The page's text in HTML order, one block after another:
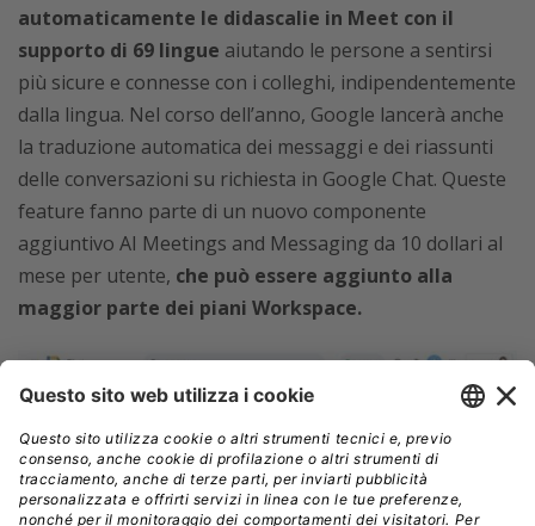
automaticamente le didascalie in Meet con il
supporto di 69 lingue aiutando le persone a sentirsi
più sicure e connesse con i colleghi, indipendentemente
dalla lingua. Nel corso dell’anno, Google lancerà anche
la traduzione automatica dei messaggi e dei riassunti
delle conversazioni su richiesta in Google Chat. Queste
feature fanno parte di un nuovo componente
aggiuntivo AI Meetings and Messaging da 10 dollari al
mese per utente, che può essere aggiunto alla
maggior parte dei piani Workspace.